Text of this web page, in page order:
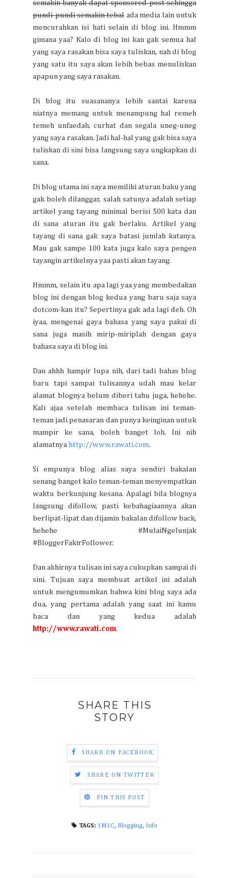
semakin banyak dapat sponsored post sehingga
pundi-pundi semakin tebal ada media lain untuk
mencurahkan isi hati selain di blog ini. Hmmm
gimana yaa? Kalo di blog ini kan gak semua hal
yang saya rasakan bisa saya tuliskan, nah di blog
yang satu itu saya akan lebih bebas menuliskan
apapun yang saya rasakan.
Di blog itu suasananya lebih santai karena
niatnya memang untuk menampung hal remeh
temeh unfaedah, curhat dan segala uneg-uneg
yang saya rasakan. Jadi hal-hal yang gak bisa saya
tuliskan di sini bisa langsung saya ungkapkan di
sana.
Di blog utama ini saya memiliki aturan baku yang
gak boleh dilanggar, salah satunya adalah setiap
artikel yang tayang minimal berisi 500 kata dan
di sana aturan itu gak berlaku. Artikel yang
tayang di sana gak saya batasi jumlah katanya.
Mau gak sampe 100 kata juga kalo saya pengen
tayangin artikelnya yaa pasti akan tayang.
Hmmm, selain itu apa lagi yaa yang membedakan
blog ini dengan blog kedua yang baru saja saya
dotcom-kan itu? Sepertinya gak ada lagi deh. Oh
iyaa, mengenai gaya bahasa yang saya pakai di
sana juga masih mirip-miriplah dengan gaya
bahasa saya di blog ini.
Dan ahhh hampir lupa nih, dari tadi bahas blog
baru tapi sampai tulisannya udah mau kelar
alamat blognya belum diberi tahu juga, hehehe.
Kali ajaa setelah membaca tulisan ini teman-
teman jadi penasaran dan punya keinginan untuk
mampir ke sana, boleh banget loh. Ini nih
alamatnya http://www.rawati.com.
Si empunya blog alias saya sendiri bakalan
senang banget kalo teman-teman menyempatkan
waktu berkunjung kesana. Apalagi bila blognya
langsung difollow, pasti kebahagiaannya akan
berlipat-lipat dan dijamin bakalan difollow back,
hehehe #MulaiNgelunjak
#BloggerFakirFollower.
Dan akhirnya tulisan ini saya cukupkan sampai di
sini. Tujuan saya membuat artikel ini adalah
untuk mengumumkan bahwa kini blog saya ada
dua, yang pertama adalah yang saat ini kamu
baca dan yang kedua adalah
http://www.rawati.com.
SHARE THIS
STORY
SHARE ON FACEBOOK
SHARE ON TWITTER
PIN THIS POST
TAGS: 1M1C, Blogging, Info